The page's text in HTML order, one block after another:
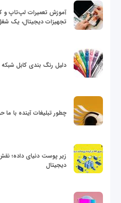
آموزش تعمیرات لپ‌تاپ و
تجهیزات دیجیتال، یک
دلیل رنگ بندی کابل شبکه
چطور تبلیغات آینده با
دیجیتال